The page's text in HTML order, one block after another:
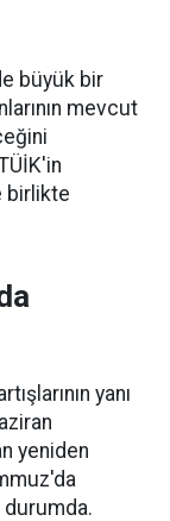
büyük bir
mevcut
birlikte
yanı
yeniden